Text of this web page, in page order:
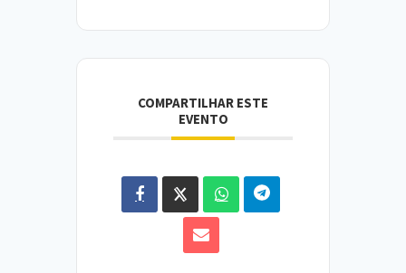
COMPARTILHAR ESTE
EVENTO